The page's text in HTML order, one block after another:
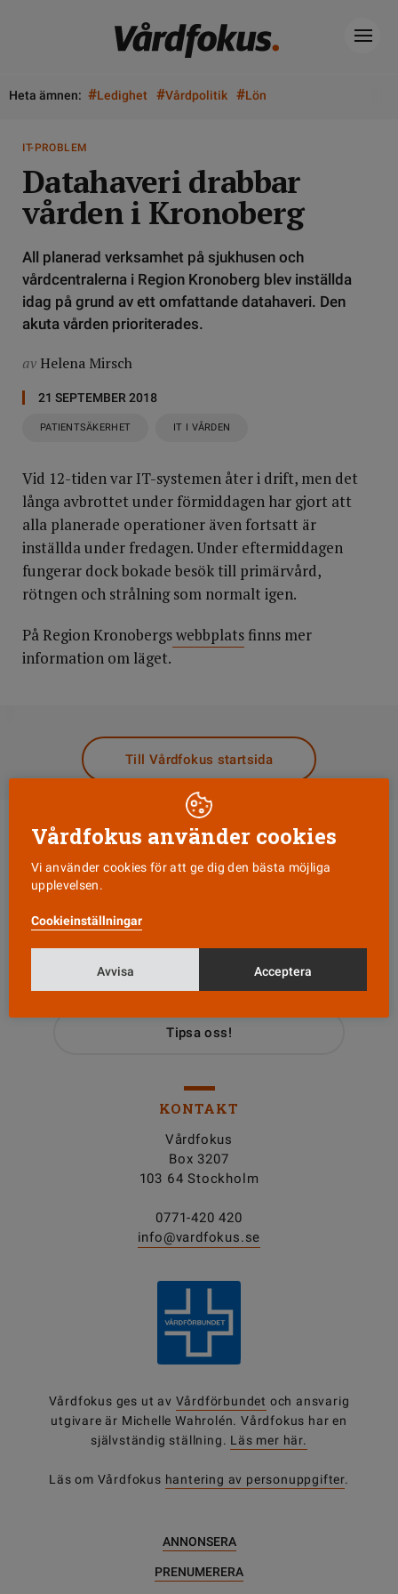
Heta ämnen: #Ledighet #Vårdpolitik #Lön
IT-PROBLEM
Datahaveri drabbar
vården i Kronoberg
All planerad verksamhet på sjukhusen och
vårdcentralerna i Region Kronoberg blev inställda
idag på grund av ett omfattande datahaveri. Den
akuta vården prioriterades.
av Helena Mirsch
21 SEPTEMBER 2018
PATIENTSÄKERHET IT I VÅRDEN
Vid 12-tiden var IT-systemen åter i drift, men det
långa avbrottet under förmiddagen har gjort att
alla planerade operationer även fortsatt är
inställda under fredagen. Under eftermiddagen
fungerar dock bokade besök till primärvård,
rötngen och strålning som normalt igen.
På Region Kronobergswebbplats finns mer
information om läget.
Till Vårdfokus startsida
Läs senaste numret
Tipsa oss!
KONTAKT
Vårdfokus
Box 3207
103 64 Stockholm
0771-420 420
info@vardfokus.se
Vårdfokus ges ut av Vårdförbundet och ansvarig
utgivare är Michelle Wahrolén. Vårdfokus har en
självständig ställning. Läs mer här.
Läs om Vårdfokus hantering av personuppgifter.
ANNONSERA
PRENUMERERA
Vårdfokus använder cookies
Vi använder cookies för att ge dig den bästa möjliga
upplevelsen.
Cookieinställningar
Avvisa Acceptera